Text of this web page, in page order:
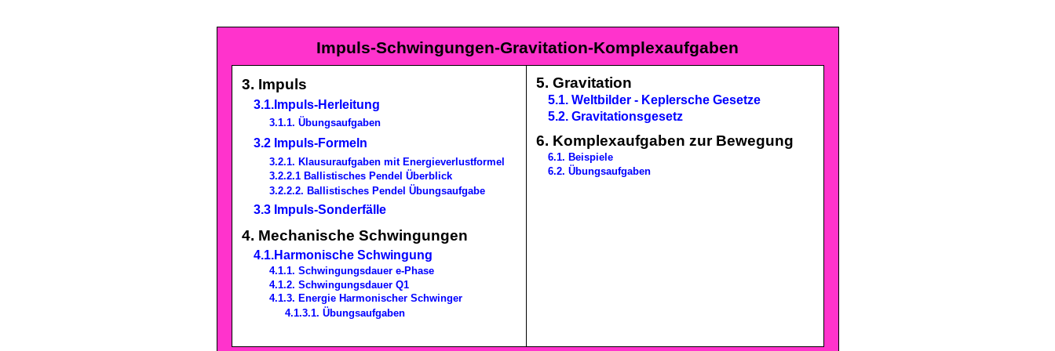
Impuls-Schwingungen-Gravitation-Komplexaufgaben
3. Impuls
3.1.Impuls-Herleitung
3.1.1. Übungsaufgaben
3.2 Impuls-Formeln
3.2.1. Klausuraufgaben mit Energieverlustformel
3.2.2.1 Ballistisches Pendel Überblick
3.2.2.2. Ballistisches Pendel Übungsaufgabe
3.3 Impuls-Sonderfälle
4. Mechanische Schwingungen
4.1.Harmonische Schwingung
4.1.1. Schwingungsdauer e-Phase
4.1.2. Schwingungsdauer Q1
4.1.3. Energie Harmonischer Schwinger
4.1.3.1. Übungsaufgaben
5. Gravitation
5.1. Weltbilder - Keplersche Gesetze
5.2. Gravitationsgesetz
6. Komplexaufgaben zur Bewegung
6.1. Beispiele
6.2. Übungsaufgaben